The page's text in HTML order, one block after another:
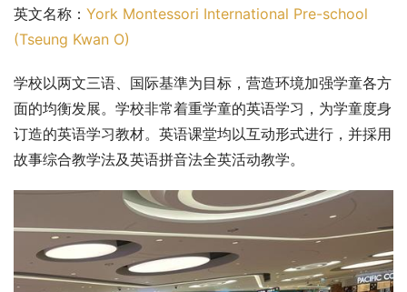
英文名称： York Montessori International Pre-school
(Tseung Kwan O)
学校以两文三语、国际基準为目标，营造环境加强学童各方
面的均衡发展。学校非常着重学童的英语学习，为学童度身
订造的英语学习教材。英语课堂均以互动形式进行，并採用
故事综合教学法及英语拼音法全英活动教学。